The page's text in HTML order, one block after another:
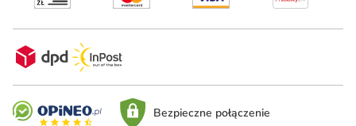
Bezpieczne połączenie